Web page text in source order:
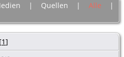
| Quellen | Alle |
[1]